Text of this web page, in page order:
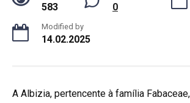
583 0
Modified by
14.02.2025
A Albizia, pertencente à família